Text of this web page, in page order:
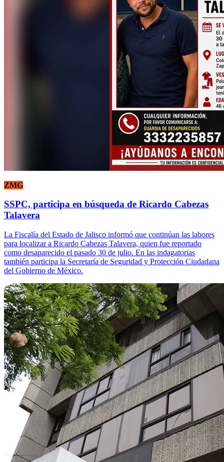
ZMG
SSPC, participa en búsqueda de Ricardo Cabezas
Talavera
La Fiscalía del Estado de Jalisco informó que continúan las labores
para localizar a Ricardo Cabezas Talavera, quien fue reportado
como desaparecido el pasado 30 de julio. En las indagatorias
también participa la Secretaría de Seguridad y Protección Ciudadana
del Gobierno de México.